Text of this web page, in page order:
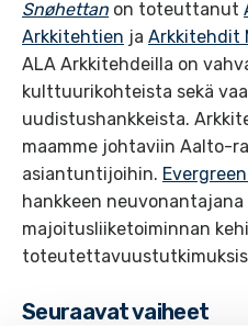
Snøhettan on toteuttanut
Arkkitehtien ja Arkkitehdit
ALA Arkkitehdeilla on
kulttuurikohteista sekä
uudistushankkeista.
maamme johtaviin Aalto-
asiantuntijoihin.
hankkeen neuvonantajana
majoitusliiketoiminnan
Seuraavat vaiheet